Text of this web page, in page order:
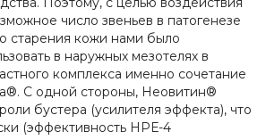
число звеньев в патогенезе
старения кожи нами было
в наружных мезотелях в
комплекса именно сочетание
С одной стороны, Неовитин®
бустера (усилителя эффекта), что
(эффективность НРЕ-4